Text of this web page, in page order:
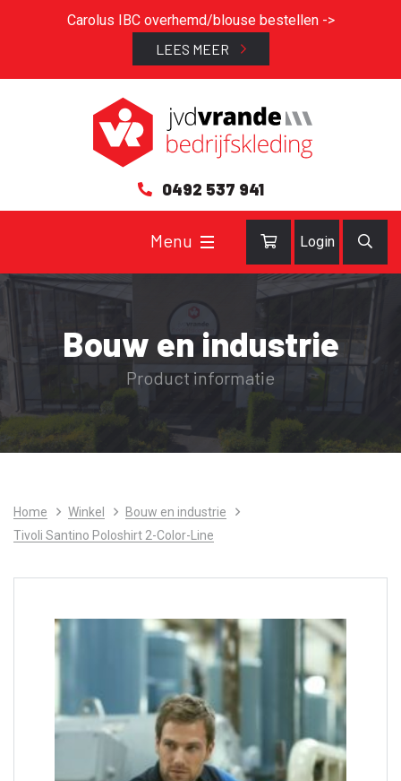
Carolus IBC overhemd/blouse bestellen ->
LEES MEER
0492 537 941
Login
Bouw en industrie
Product informatie
Home Winkel
Bouw en industrie
Tivoli Santino Poloshirt 2-Color-Line